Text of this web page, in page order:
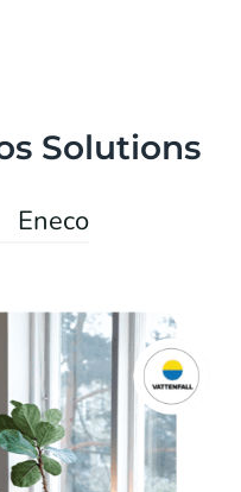
Solutions
Eneco